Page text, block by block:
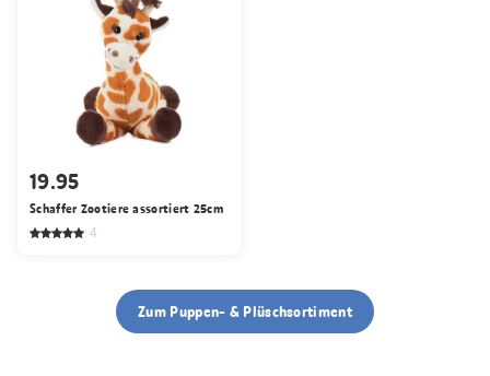
19.95
Schaffer Zootiere assortiert 25cm
4
Zum Puppen- & Plüschsortiment